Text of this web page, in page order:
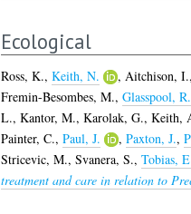
Ecological
Ross, K., Keith, N. , Aitchison, I.,
Fremin-Besombes, M., Glasspool, R.
L., Kantor, M., Karolak, G., Keith,
Painter, C., Paul, J. , Paxton, J.,
Stricevic, M., Svanera, S., Tobias,
treatment and care in relation to